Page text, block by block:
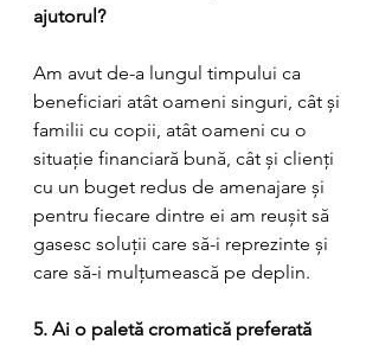
ajutorul?
Am avut de-a lungul timpului ca
beneficiari atât oameni singuri, cât și
familii cu copii, atât oameni cu o
situație financiară bună, cât și clienți
cu un buget redus de amenajare și
pentru fiecare dintre ei am reușit să
gasesc soluții care să-i reprezinte și
care să-i mulțumească pe deplin.
5. Ai o paletă cromatică preferată